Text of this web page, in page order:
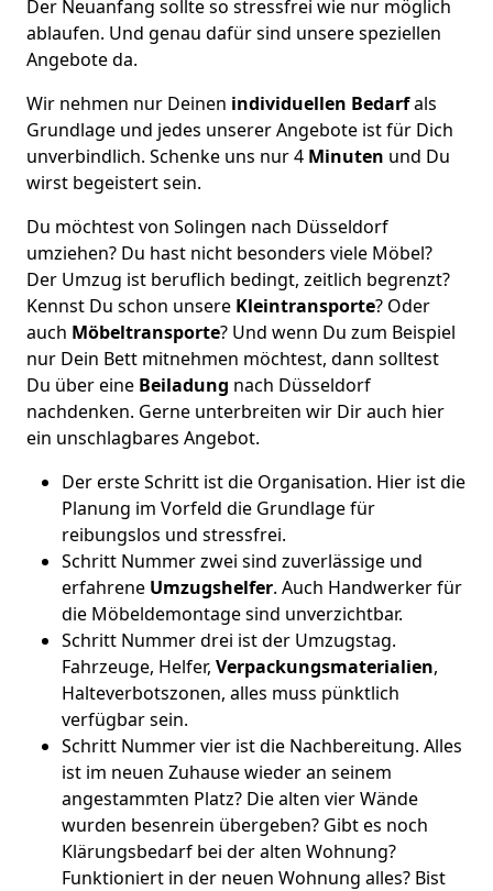
Der Neuanfang sollte so stressfrei wie nur möglich
ablaufen. Und genau dafür sind unsere speziellen
Angebote da.
Wir nehmen nur Deinen individuellen Bedarfals
Grundlage und jedes unserer Angebote ist für Dich
unverbindlich. Schenke uns nur 4 Minuten und Du
wirst begeistert sein.
Du möchtest von Solingen nach Düsseldorf
umziehen? Du hast nicht besonders viele Möbel?
Der Umzug ist beruflich bedingt, zeitlich begrenzt?
Kennst Du schon unsere Kleintransporte? Oder
auch Möbeltransporte? Und wenn Du zum Beispiel
nur Dein Bett mitnehmen möchtest, dann solltest
Du über eine Beiladung nach Düsseldorf
nachdenken. Gerne unterbreiten wir Dir auch hier
ein unschlagbares Angebot.
Der erste Schritt ist die Organisation. Hier ist die
Planung im Vorfeld die Grundlage für
reibungslos und stressfrei.
Schritt Nummer zwei sind zuverlässige und
erfahrene Umzugshelfer. Auch Handwerker für
die Möbeldemontage sind unverzichtbar.
Schritt Nummer drei ist der Umzugstag.
Fahrzeuge, Helfer, Verpackungsmaterialien,
Halteverbotszonen, alles muss pünktlich
verfügbar sein.
Schritt Nummer vier ist die Nachbereitung. Alles
ist im neuen Zuhause wieder an seinem
angestammten Platz? Die alten vier Wände
wurden besenrein übergeben? Gibt es noch
Klärungsbedarf bei der alten Wohnung?
Funktioniert in der neuen Wohnung alles? Bist